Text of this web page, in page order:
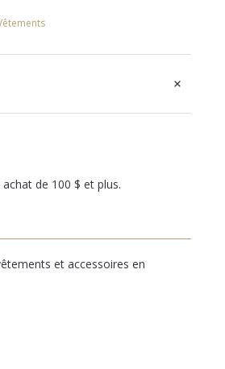
+
de 100 $ et plus.
et accessoires en